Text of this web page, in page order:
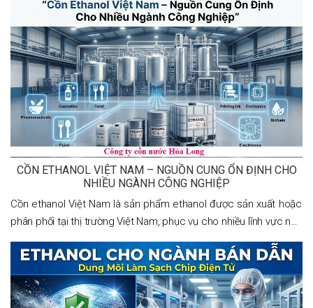
đáp ứng nhu cầu sử dụng trong các
CỒN ETHANOL VIỆT NAM – NGUỒN CUNG ỔN ĐỊNH CHO
NHIỀU NGÀNH CÔNG NGHIỆP
Cồn ethanol Việt Nam là sản phẩm ethanol được sản xuất hoặc
phân phối tại thị trường Việt Nam, phục vụ cho nhiều lĩnh vực như
mực in và nhiên liệu sinh học. Với nguồn